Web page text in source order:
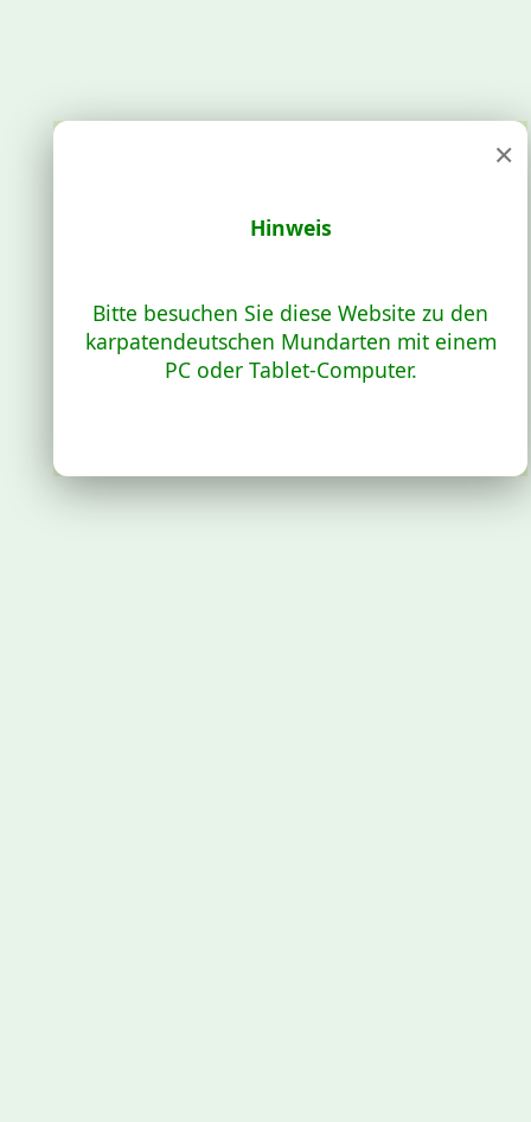
×
Hinweis
Bitte besuchen Sie diese Website zu den
karpatendeutschen Mundarten mit einem
PC oder Tablet-Computer.